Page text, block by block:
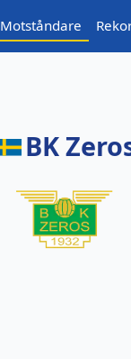
Motståndare
BK